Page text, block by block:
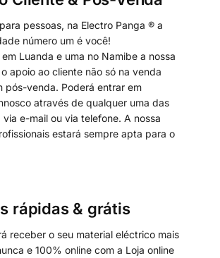
pessoas, na Electro Panga ® a
número um é você!
Luanda e uma no Namibe a nossa
apoio ao cliente não só na venda
pós-venda. Poderá entrar em
através de qualquer uma das
via e-mail ou via telefone. A nossa
estará sempre apta para o
rápidas & grátis
receber o seu material eléctrico mais
e 100% online com a Loja online